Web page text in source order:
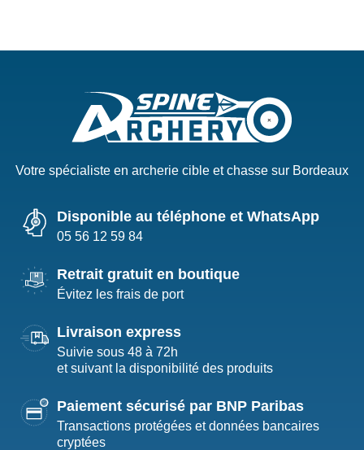
Votre spécialiste en archerie cible et chasse sur Bordeaux
Disponible au téléphone et WhatsApp
05 56 12 59 84
Retrait gratuit en boutique
Évitez les frais de port
Livraison express
Suivie sous 48 à 72h
et suivant la disponibilité des produits
Paiement sécurisé par BNP Paribas
Transactions protégées et données bancaires
cryptées